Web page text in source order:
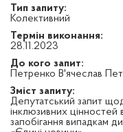
Тип запиту:
Колективний
Термін виконання:
28.11.2023
До кого запит:
Петренко В'ячеслав
Зміст запиту:
Депутатський запит
інклюзивних цінностей
запобігання випадкам